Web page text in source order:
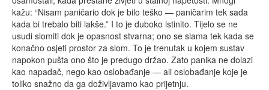
kažu: “Nisam paničario dok je bilo teško — paničarim tek sada
kada bi trebalo biti lakše.” I to je duboko istinito. Tijelo se ne
usudi slomiti dok je opasnost stvarna; ono se slama tek kada se
konačno osjeti prostor za slom. To je trenutak u kojem sustav
napokon pušta ono što je predugo držao. Zato panika ne dolazi
kao napadač, nego kao oslobađanje — ali oslobađanje koje je
toliko snažno da ga doživljavamo kao prijetnju.